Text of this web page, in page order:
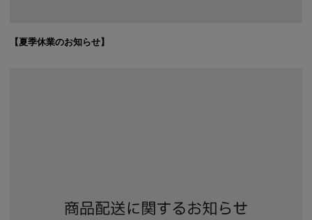
【夏季休業のお知らせ】